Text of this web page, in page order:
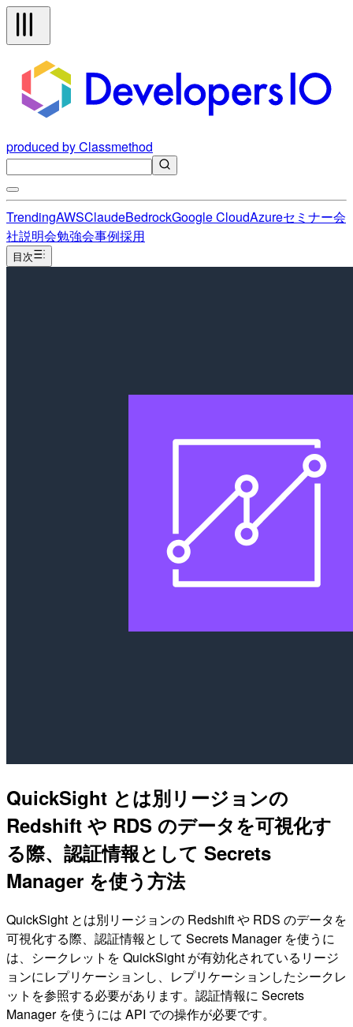
produced by Classmethod
TrendingAWSClaudeBedrockGoogle CloudAzureセミナー会
社説明会勉強会事例採用
目次
QuickSight とは別リージョンの
Redshift や RDS のデータを可視化す
る際、認証情報として Secrets
Manager を使う方法
QuickSight とは別リージョンの Redshift や RDS のデータを
可視化する際、認証情報として Secrets Manager を使うに
は、シークレットを QuickSight が有効化されているリージ
ョンにレプリケーションし、レプリケーションしたシークレ
ットを参照する必要があります。認証情報に Secrets
Manager を使うには API での操作が必要です。